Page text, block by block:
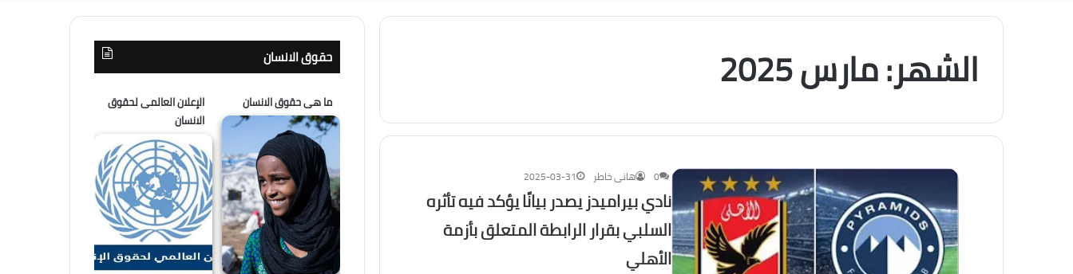
الشهر:مارس 2025
هانى خاطر 2025-03-31 0
نادي بيراميدز يصدر بيانًا يؤكد فيه تأثره
السلبي بقرار الرابطة المتعلق بأزمة
الأهلي
حقوق الانسان
ما هى حقوق الانسان
الإعلان العالمى لحقوق
الانسان